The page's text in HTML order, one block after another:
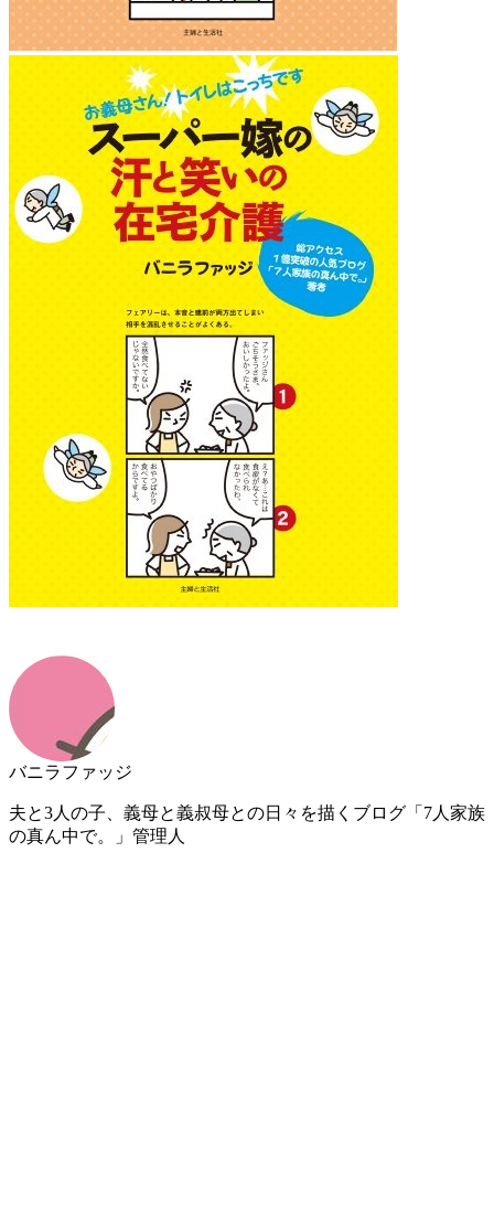
バニラファッジ
夫と3人の子、義母と義叔母との日々を描くブログ「7人家族
の真ん中で。」管理人